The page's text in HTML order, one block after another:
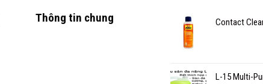
Thông tin chung Contact
L-15 Multi-